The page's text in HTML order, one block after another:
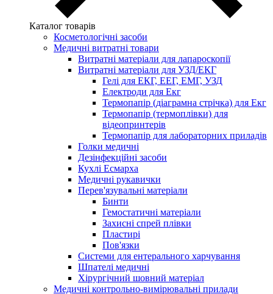
Каталог товарів
Косметологічні засоби
Медичні витратні товари
Витратні матеріали для лапароскопії
Витратні матеріали для УЗД/ЕКГ
Гелі для ЕКГ, ЕЕГ, ЕМГ, УЗД
Електроди для Екг
Термопапір (діаграмна стрічка) для Екг
Термопапір (термоплівки) для
відеопринтерів
Термопапір для лабораторних приладів
Голки медичні
Дезінфекційні засоби
Кухлі Есмарха
Медичні рукавички
Перев'язувальні матеріали
Бинти
Гемостатичні матеріали
Захисні спрей плівки
Пластирі
Пов'язки
Системи для ентерального харчування
Шпателі медичні
Хірургічний шовний матеріал
Медичні контрольно-вимірювальні прилади